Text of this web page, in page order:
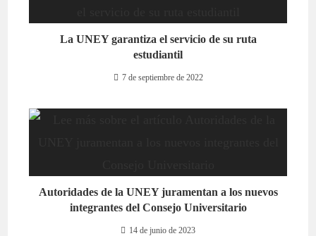
La UNEY garantiza el servicio de su ruta
estudiantil
7 de septiembre de 2022
Autoridades de la UNEY juramentan a los nuevos
integrantes del Consejo Universitario
14 de junio de 2023